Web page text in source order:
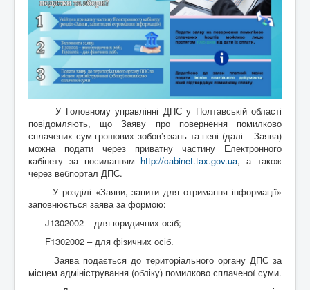
У Головному управлінні ДПС у Полтавській області
повідомляють, що Заяву про повернення помилково
сплачених сум грошових зобов’язань та пені (далі – Заява)
можна подати через приватну частину Електронного
кабінету за посиланням http://cabinet.tax.gov.ua, а також
через вебпортал ДПС.
У розділі «Заяви, запити для отримання інформації»
заповнюється заява за формою:
J1302002 – для юридичних осіб;
F1302002 – для фізичних осіб.
Заява подається до територіального органу ДПС за
місцем адміністрування (обліку) помилково сплаченої суми.